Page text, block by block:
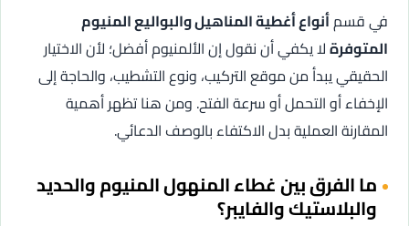
في قسمأنواع أغطية المناهيل والبواليع المنيوم
المتوفرةلا يكفي أن نقول إن الألمنيوم أفضل؛ لأن الاختيار
الحقيقي يبدأ من موقع التركيب، ونوع التشطيب، والحاجة إلى
الإخفاء أو التحمل أو سرعة الفتح. ومن هنا تظهر أهمية
المقارنة العملية بدل الاكتفاء بالوصف الدعائي.
ما الفرق بين غطاء المنهول المنيوم والحديد
والبلاستيك والفايبر؟